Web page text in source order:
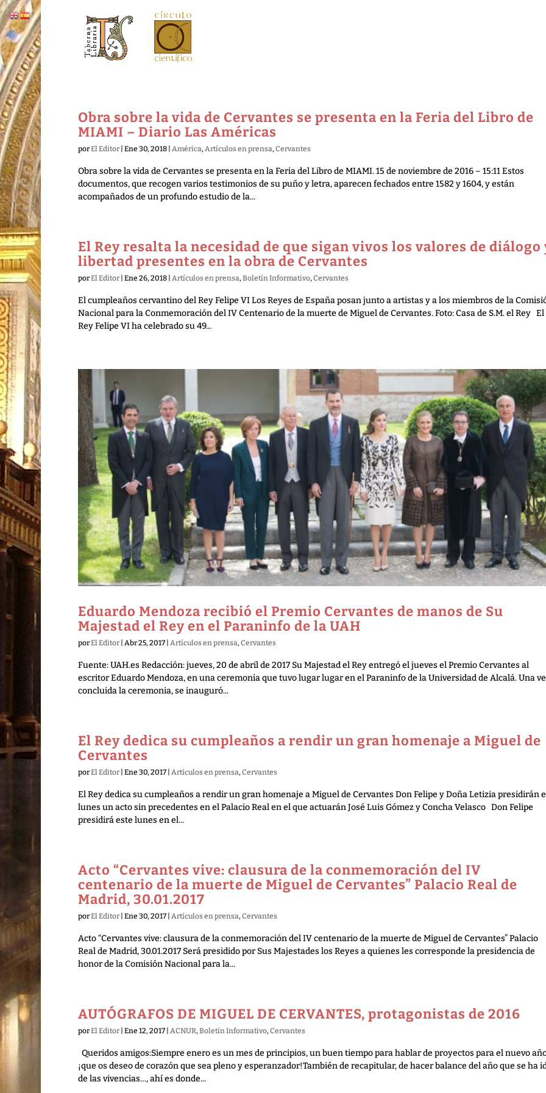
Obra sobre la vida de Cervantes se presenta en la Feria del Libro de
MIAMI – Diario Las Américas
porEl Editor| Ene 30, 2018| América,Artículos en prensa,Cervantes
Obra sobre la vida de Cervantes se presenta en la Feria del Libro de MIAMI. 15 de noviembre de 2016 – 15:11 Estos
documentos, que recogen varios testimonios de su puño y letra, aparecen fechados entre 1582 y 1604, y están
acompañados de un profundo estudio de la...
El Rey resalta la necesidad de que sigan vivos los valores de diálogo
libertad presentes en la obra de Cervantes
porEl Editor| Ene 26, 2018| Artículos en prensa,Boletín Informativo,Cervantes
El cumpleaños cervantino del Rey Felipe VI Los Reyes de España posan junto a artistas y a los miembros de la
Nacional para la Conmemoración del IV Centenario de la muerte de Miguel de Cervantes. Foto: Casa de S.M. el Rey El
Rey Felipe VI ha celebrado su 49...
Eduardo Mendoza recibió el Premio Cervantes de manos de Su
Majestad el Rey en el Paraninfo de la UAH
porEl Editor| Abr 25, 2017| Artículos en prensa,Cervantes
Fuente: UAH.es Redacción: jueves, 20 de abril de 2017 Su Majestad el Rey entregó el jueves el Premio Cervantes al
escritor Eduardo Mendoza, en una ceremonia que tuvo lugar lugar en el Paraninfo de la Universidad de Alcalá. Una
concluida la ceremonia, se inauguró...
El Rey dedica su cumpleaños a rendir un gran homenaje a Miguel de
Cervantes
porEl Editor| Ene 30, 2017| Artículos en prensa,Cervantes
El Rey dedica su cumpleaños a rendir un gran homenaje a Miguel de Cervantes Don Felipe y Doña Letizia presidirán
lunes un acto sin precedentes en el Palacio Real en el que actuarán José Luis Gómez y Concha Velasco Don Felipe
presidirá este lunes en el...
Acto “Cervantes vive: clausura de la conmemoración del IV
centenario de la muerte de Miguel de Cervantes” Palacio Real de
Madrid, 30.01.2017
porEl Editor| Ene 30, 2017| Artículos en prensa,Cervantes
Acto “Cervantes vive: clausura de la conmemoración del IV centenario de la muerte de Miguel de Cervantes” Palacio
Real de Madrid, 30.01.2017 Será presidido por Sus Majestades los Reyes a quienes les corresponde la presidencia de
honor de la Comisión Nacional para la...
AUTÓGRAFOS DE MIGUEL DE CERVANTES, protagonistas de 2016
porEl Editor| Ene 12, 2017| ACNUR,Boletín Informativo,Cervantes
Queridos amigos:Siempre enero es un mes de principios, un buen tiempo para hablar de proyectos para el nuevo
¡que os deseo de corazón que sea pleno y esperanzador!También de recapitular, de hacer balance del año que se ha
de las vivencias…, ahí es donde...